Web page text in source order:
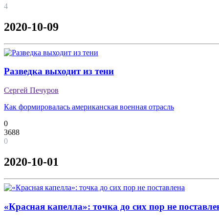
4
2020-10-09
Разведка выходит из тени
Сергей Печуров
Как формировалась американская военная отрасль
0
3688
0
2020-10-01
«Красная капелла»: точка до сих пор не